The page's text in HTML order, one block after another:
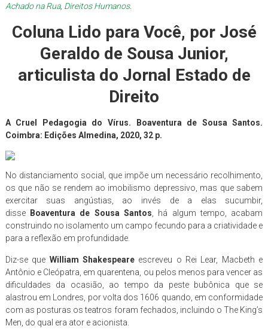
Achado na Rua, Direitos Humanos.
Coluna Lido para Você, por José
Geraldo de Sousa Junior,
articulista do Jornal Estado de
Direito
A Cruel Pedagogia do Vírus. Boaventura de Sousa Santos.
Coimbra: Edições Almedina, 2020, 32 p.
No distanciamento social, que impõe um necessário recolhimento,
os que não se rendem ao imobilismo depressivo, mas que sabem
exercitar suas angústias, ao invés de a elas sucumbir,
disse
Boaventura de Sousa Santos , há algum tempo, acabam
construindo no isolamento um campo fecundo para a criatividade e
para a reflexão em profundidade.
Diz-se que William Shakespeare escreveu o Rei Lear, Macbeth e
Antônio e Cleópatra, em quarentena, ou pelos menos para vencer as
dificuldades da ocasião, ao tempo da peste bubônica que se
alastrou em Londres, por volta dos 1606 quando, em conformidade
com as posturas os teatros foram fechados, incluindo o The King’s
Men, do qual era ator e acionista.